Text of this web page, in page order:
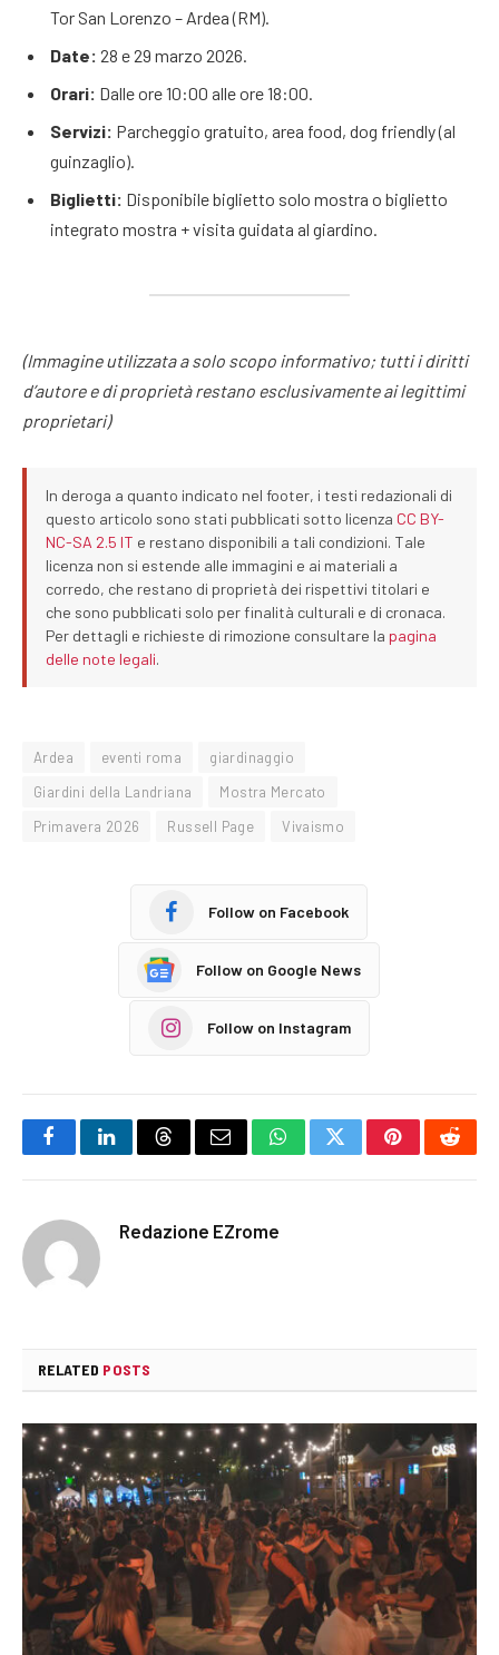
Tor San Lorenzo – Ardea (RM).
Date: 28 e 29 marzo 2026.
Orari: Dalle ore 10:00 alle ore 18:00.
Servizi: Parcheggio gratuito, area food, dog friendly (al
guinzaglio).
Biglietti: Disponibile biglietto solo mostra o biglietto
integrato mostra + visita guidata al giardino.
(Immagine utilizzata a solo scopo informativo; tutti i diritti
d’autore e di proprietà restano esclusivamente ai legittimi
proprietari)
In deroga a quanto indicato nel footer, i testi redazionali di
questo articolo sono stati pubblicati sotto licenza CC BY-
NC-SA 2.5 IT e restano disponibili a tali condizioni. Tale
licenza non si estende alle immagini e ai materiali a
corredo, che restano di proprietà dei rispettivi titolari e
che sono pubblicati solo per finalità culturali e di cronaca.
Per dettagli e richieste di rimozione consultare la pagina
delle note legali.
Ardea eventi roma
giardinaggio
Giardini della Landriana
Mostra Mercato
Primavera 2026
Russell Page Vivaismo
Follow on Facebook
Follow on Google News
Follow on Instagram
FacebookLinkedInThreadsEmail WhatsAppTwitterPinterest
Redazione EZrome
RELATED POSTS